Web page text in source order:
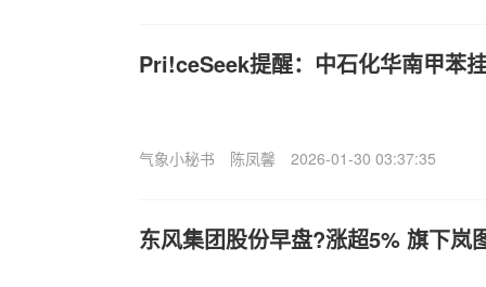
Pri!ceSeek提醒：中石化华南甲苯
气象小秘书 陈凤馨 2026-01-30 03:37:35
东风集团股份早盘?涨超5% 旗下岚